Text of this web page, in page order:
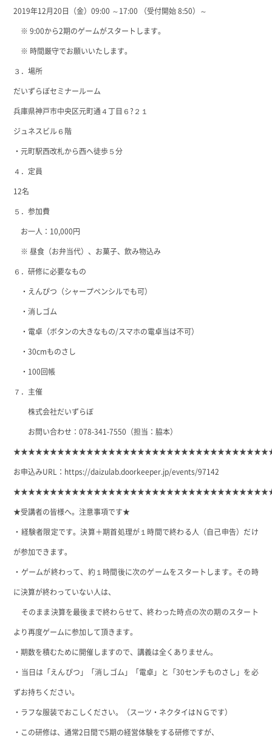
2019年12月20日（金）09:00 ～17:00 （受付開始 8:50）～
※ 9:00から2期のゲームがスタートします。
※ 時間厳守でお願いいたします。
３．場所
だいずらぼセミナールーム
兵庫県神戸市中央区元町通４丁目６?２１
ジュネスビル６階
・元町駅西改札から西へ徒歩５分
４．定員
12名
５．参加費
お一人：10,000円
※ 昼食（お弁当代）、お菓子、飲み物込み
６．研修に必要なもの
・えんぴつ（シャープペンシルでも可）
・消しゴム
・電卓（ボタンの大きなもの/スマホの電卓当は不可）
・30cmものさし
・100回帳
７．主催
株式会社だいずらぼ
お問い合わせ：078-341-7550（担当：脇本）
お申込みURL： https://daizulab.doorkeeper.jp/events/97142
★受講者の皆様へ。注意事項です★
・経験者限定です。決算＋期首処理が１時間で終わる人（自己申告）だけ
が参加できます。
・ゲームが終わって、約１時間後に次のゲームをスタートします。その時
に決算が終わっていない人は、
そのまま決算を最後まで終わらせて、終わった時点の次の期のスタート
より再度ゲームに参加して頂きます。
・期数を積むために開催しますので、講義は全くありません。
・当日は「えんぴつ」「消しゴム」「電卓」と「30センチものさし」を必
ずお持ちください。
・ラフな服装でおこしください。（スーツ・ネクタイはＮＧです）
・この研修は、通常2日間で5期の経営体験をする研修ですが、